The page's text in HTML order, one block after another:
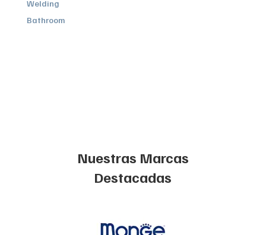
Welding
Bathroom
Nuestras Marcas
Destacadas